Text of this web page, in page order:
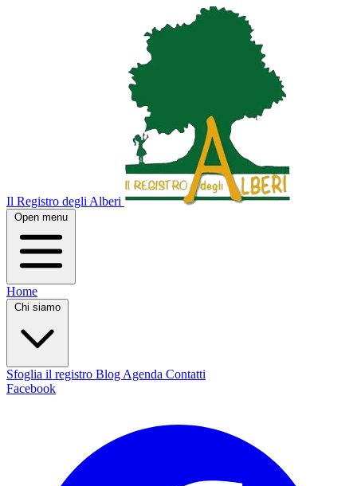
Il Registro degli Alberi
Open menu
Home
Chi siamo
Sfoglia il registro Blog Agenda Contatti
Facebook